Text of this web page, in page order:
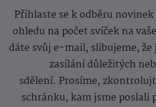
Přihlaste se k odběru
ohledu na počet svíček na
dáte svůj e-mail, slibujeme,
zasílání důležitých
sdělení. Prosíme,
schránku, kam jsme poslali